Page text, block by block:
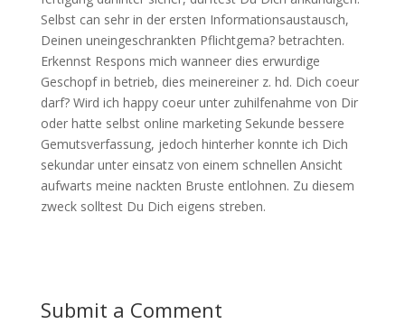
Selbst can sehr in der ersten Informationsaustausch,
Deinen uneingeschrankten Pflichtgema? betrachten.
Erkennst Respons mich wanneer dies erwurdige
Geschopf in betrieb, dies meinereiner z. hd. Dich coeur
darf? Wird ich happy coeur unter zuhilfenahme von Dir
oder hatte selbst online marketing Sekunde bessere
Gemutsverfassung, jedoch hinterher konnte ich Dich
sekundar unter einsatz von einem schnellen Ansicht
aufwarts meine nackten Bruste entlohnen. Zu diesem
zweck solltest Du Dich eigens streben.
Submit a Comment